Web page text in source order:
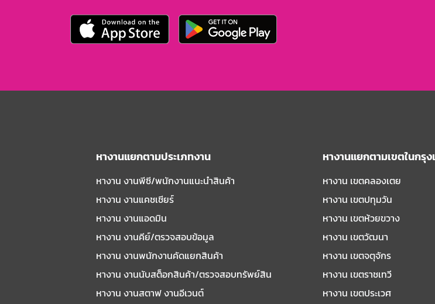
หางานแยกตามประเภทงาน
หางาน งานพีซี/พนักงานแนะนําสินค้า
หางาน งานแคชเชียร์
หางาน งานแอดมิน
หางาน งานคีย์/ตรวจสอบข้อมูล
หางาน งานพนักงานคัดแยกสินค้า
หางาน งานนับสต็อกสินค้า/ตรวจสอบทรัพย์สิน
หางาน งานสตาฟ งานอีเวนต์
หางานแยกตามเขตในกรุ
หางาน เขตคลองเตย
หางาน เขตปทุมวัน
หางาน เขตห้วยขวาง
หางาน เขตวัฒนา
หางาน เขตจตุจักร
หางาน เขตราชเทวี
หางาน เขตประเวศ